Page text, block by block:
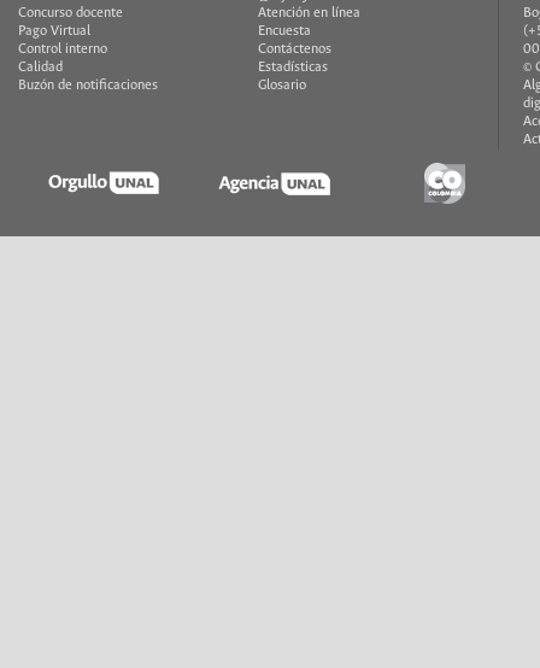
Concurso docente
Pago Virtual
Control interno
Calidad
Buzón de notificaciones
Atención en línea
Encuesta
Contáctenos
Estadísticas
Glosario
©